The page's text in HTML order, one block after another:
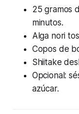
25 gramos
minutos.
Alga nori
Copos de
Shiitake
Opcional:
azúcar.